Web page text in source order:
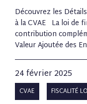
Découvrez les
à la CVAE La loi de
contribution
Valeur Ajoutée des
24 février 2025
CVAE FISCALITÉ